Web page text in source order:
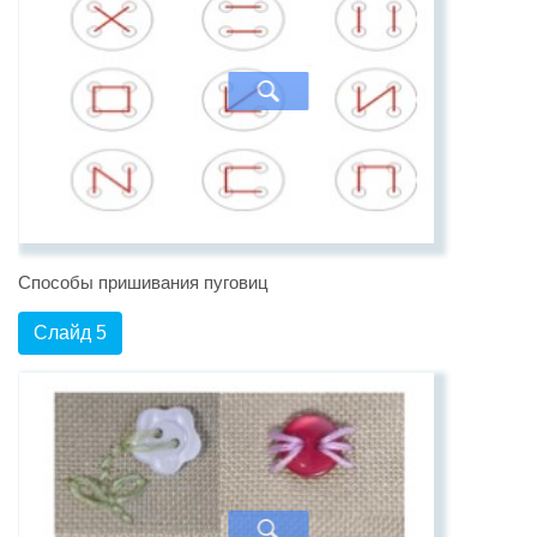
Способы пришивания пуговиц
Слайд 5